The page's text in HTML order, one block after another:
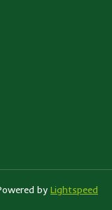
by Lightspeed